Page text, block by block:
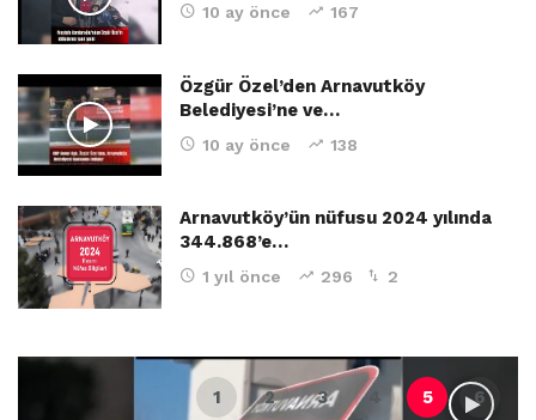
10 ay önce 167
Özgür Özel’den Arnavutköy
Belediyesi’ne ve…
10 ay önce 138
Arnavutköy’ün nüfusu 2024 yılında
344.868’e…
1 yıl önce 296 2